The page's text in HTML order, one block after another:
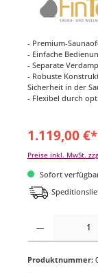
- Premium-
- Einfache
- Separate
- Robuste
Sicherheit in der
- Flexibel durch
1.119,00 €*
Preise inkl. MwSt.
Sofort
Produkt Anzahl:
Produktnummer: